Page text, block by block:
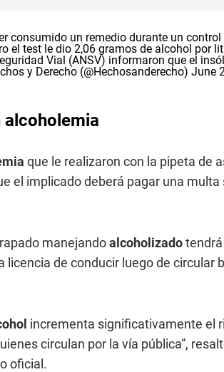
consumido un remedio durante un
el test le dio 2,06 gramos de alcohol por
Vial (ANSV) informaron que el
y Derecho (@Hechosanderecho) June
que le realizaron con la pipeta de
el implicado deberá pagar una
manejandoalcoholizado
licencia de conducir luego de circular
incrementa significativamente el
circulan por la vía pública”,
oficial.